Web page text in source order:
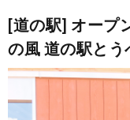
[道の駅] オープ
の風 道の駅と